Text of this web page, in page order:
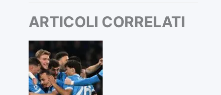
ARTICOLI CORRELATI